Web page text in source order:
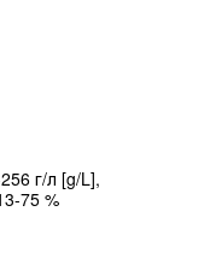
г/л [g/L],
75 %